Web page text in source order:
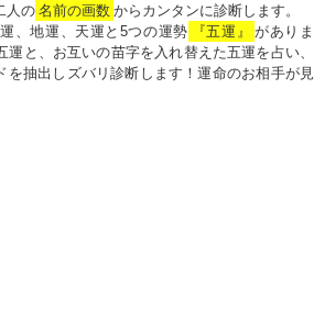
人の 名前の画数 からカンタンに診断します。
、地運、天運と5つの運勢
『五運』
がありま
と、お互いの苗字を入れ替えた五運を占い、
を抽出しズバリ診断します！運命のお相手が見